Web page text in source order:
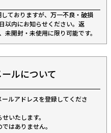
ておりますが、万一不良・破損
以内にお知らせください。返
開封・未使用に限り可能です。
ルについて
ルアドレスを登録してくださ
いたします。
はありません。